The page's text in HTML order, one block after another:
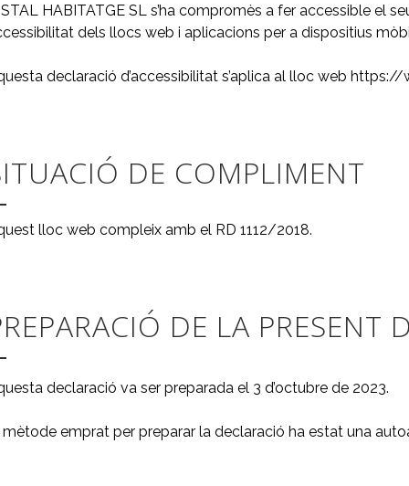
HABITATGE SL s’ha compromès a fer accessible el
dels llocs web i aplicacions per a dispositius
declaració d’accessibilitat s’aplica al lloc web
DE COMPLIMENT
lloc web compleix amb el RD 1112/2018.
DE LA PRESENT
declaració va ser preparada el 3 d’octubre de 2023.
mètode emprat per preparar la declaració ha estat una